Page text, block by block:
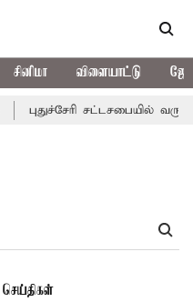
சினிமா விளையாட்டு
புதுச்சேரி சட்டசபையில்